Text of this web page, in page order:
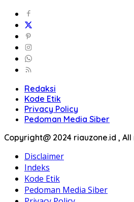
Redaksi
Kode Etik
Privacy Policy
Pedoman Media Siber
Copyright@ 2024 riauzone.id ,
Disclaimer
Indeks
Kode Etik
Pedoman Media Siber